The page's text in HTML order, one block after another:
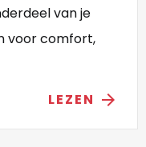
van je
voor comfort,
LEZEN arrow_forward